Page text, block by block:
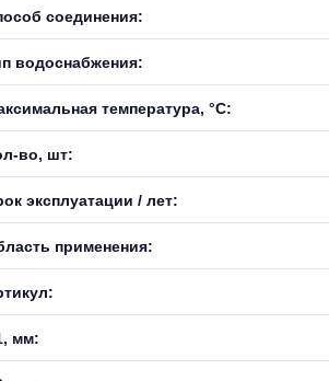
соединения:
водоснабжения:
температура, °С:
во, шт:
эксплуатации / лет:
применения:
мм: